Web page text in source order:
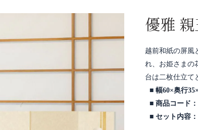
優雅
越前和紙の屏風
れ、お姫さまの
台は二枚仕立て
幅60×奥行
商品コード
セット内容